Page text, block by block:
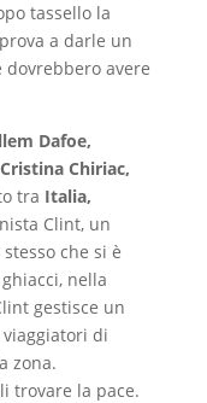
tassello la
a darle un
avere
Dafoe,
Chiriac,
tra Italia,
Clint, un
che si è
nella
gestisce un
di
zona.
trovare la pace.